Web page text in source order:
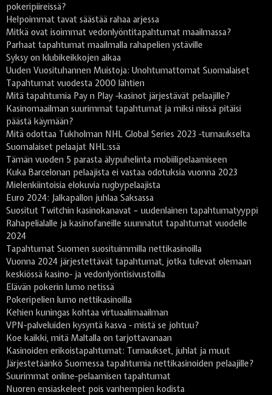
pokeripiireissä?
Helpoimmat tavat säästää rahaa arjessa
Mitkä ovat isoimmat vedonlyöntitapahtumat maailmassa?
Parhaat tapahtumat maailmalla rahapelien ystäville
Syksy on klubikeikkojen aikaa
Uuden Vuosituhannen Muistoja: Unohtumattomat Suomalaiset
Tapahtumat vuodesta 2000 lähtien
Mitä tapahtumia Pay n Play -kasinot järjestävät pelaajille?
Kasinomaailman suurimmat tapahtumat ja miksi niissä pitäisi
päästä käymään?
Mitä odottaa Tukholman NHL Global Series 2023 -turnaukselta
Suomalaiset pelaajat NHL:ssä
Tämän vuoden 5 parasta älypuhelinta mobiilipelaamiseen
Kuka Barcelonan pelaajista ei vastaa odotuksia vuonna 2023
Mielenkiintoisia elokuvia rugbypelaajista
Euro 2024: Jalkapallon juhlaa Saksassa
Suositut Twitchin kasinokanavat – uudenlainen tapahtumatyyppi
Rahapelialalle ja kasinofaneille suunnatut tapahtumat vuodelle
2024
Tapahtumat Suomen suosituimmilla nettikasinoilla
Vuonna 2024 järjestettävät tapahtumat, jotka tulevat olemaan
keskiössä kasino- ja vedonlyöntisivustoilla
Elävän pokerin lumo netissä
Pokeripelien lumo nettikasinoilla
Kehien kuningas kohtaa virtuaalimaailman
VPN-palveluiden kysyntä kasva - mistä se johtuu?
Koe kaikki, mitä Maltalla on tarjottavanaan
Kasinoiden erikoistapahtumat: Turnaukset, juhlat ja muut
Järjestetäänkö Suomessa tapahtumia nettikasinoiden pelaajille?
Suurimmat online-pelaamisen tapahtumat
Nuoren ensiaskeleet pois vanhempien kodista